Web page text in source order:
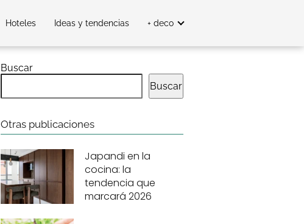
Hoteles Ideas y tendencias + deco
Buscar
Buscar
Otras publicaciones
Japandi en la
cocina: la
tendencia que
marcará 2026